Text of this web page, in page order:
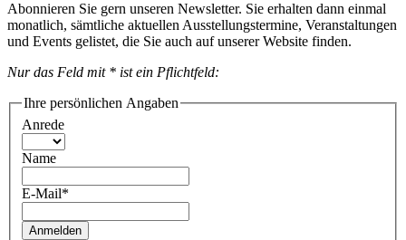
Abonnieren Sie gern unseren Newsletter. Sie erhalten dann einmal
monatlich, sämtliche aktuellen Ausstellungstermine, Veranstaltungen
und Events gelistet, die Sie auch auf unserer Website finden.
Nur das Feld mit * ist ein Pflichtfeld:
Ihre persönlichen Angaben
Anrede
Name
E-Mail*
Anmelden